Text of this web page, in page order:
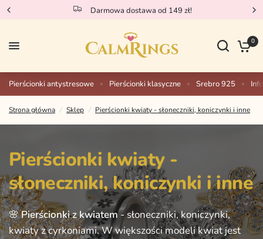
Darmowa dostawa od 149 zł!
0
Pierścionki antystresowe Pierścionki klasyczne Srebro 925
Strona główna / Sklep / Pierścionki kwiaty - słoneczniki, koniczynki i inne
Pierścionki kwiaty -
słoneczniki, koniczynki iinne
🌸Pierścionkiz kwiatem- słoneczniki,koniczynki,
kwiatyzcyrkoniami.W większościmodeli kwiatjest